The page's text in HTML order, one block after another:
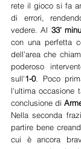
rete il gioco si fa
di errori,
vedere. Al 33'
con una perfetta
dell'area che
poderoso
sull'1-0. Poco
l'ultima occasione
conclusione di
Nella seconda
partire bene
cui è ancora